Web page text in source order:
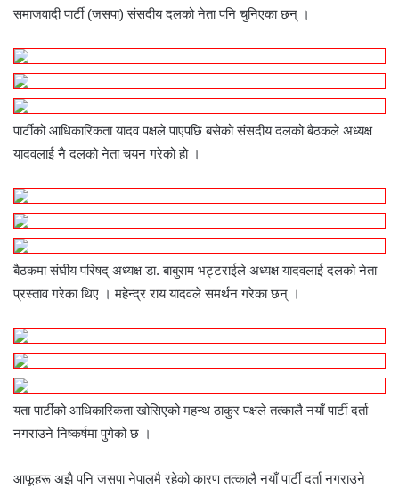
समाजवादी पार्टी (जसपा) संसदीय दलको नेता पनि चुनिएका छन् ।
पार्टीको आधिकारिकता यादव पक्षले पाएपछि बसेको संसदीय दलको बैठकले अध्यक्ष
यादवलाई नै दलको नेता चयन गरेको हो ।
बैठकमा संघीय परिषद् अध्यक्ष डा. बाबुराम भट्टराईले अध्यक्ष यादवलाई दलको नेता
प्रस्ताव गरेका थिए । महेन्द्र राय यादवले समर्थन गरेका छन् ।
यता पार्टीको आधिकारिकता खोसिएको महन्थ ठाकुर पक्षले तत्कालै नयाँ पार्टी दर्ता
नगराउने निष्कर्षमा पुगेको छ ।
आफूहरू अझै पनि जसपा नेपालमै रहेको कारण तत्कालै नयाँ पार्टी दर्ता नगराउने